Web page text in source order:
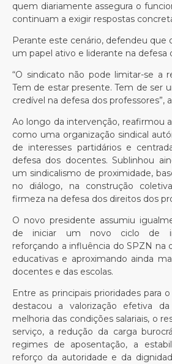
quem diariamente assegura o
continuam a exigir respostas
Perante este cenário, defendeu que
um papel ativo e liderante na defesa
“O sindicato não pode limitar-se a
Tem de estar presente. Tem de ser
credível na defesa dos professores”,
Ao longo da intervenção, reafirmou
como uma organização sindical
de interesses partidários e
defesa dos docentes. Sublinhou
um sindicalismo de proximidade,
no diálogo, na construção
firmeza na defesa dos direitos dos
O novo presidente assumiu
de iniciar um novo ciclo de
reforçando a influência do SPZN na
educativas e aproximando ainda
docentes e das escolas.
Entre as principais prioridades para
destacou a valorização efetiva
melhoria das condições salariais, o
serviço, a redução da carga
regimes de aposentação, a
reforço da autoridade e da